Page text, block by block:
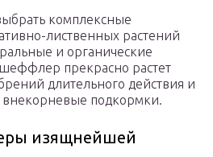
комплексные
лиственных растений
и органические
прекрасно растет
длительного действия и
подкормки.
изящнейшей